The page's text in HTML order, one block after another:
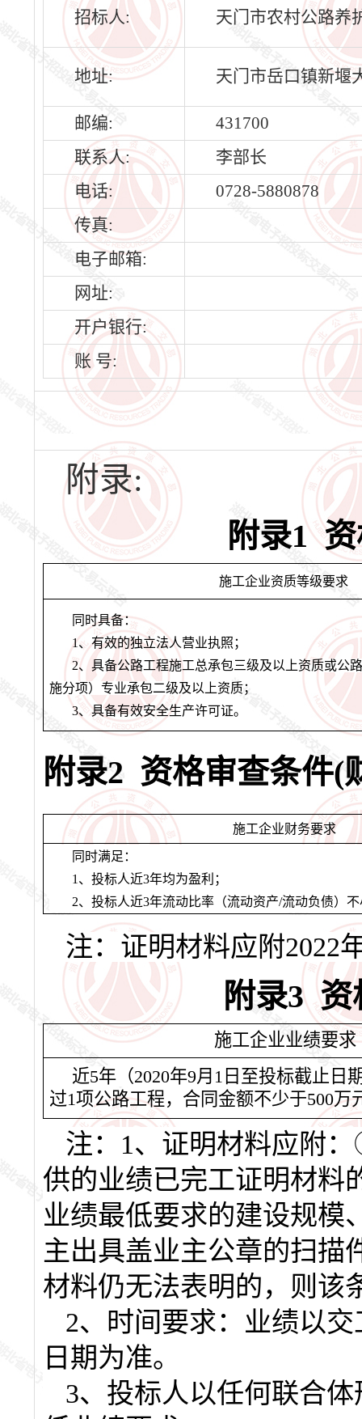
招标人: 天门市农村公路养
地址: 天门市岳口镇新堰
邮编:
431700
联系人:
李部长
电话:
0728-5880878
传真:
电子邮箱:
网址:
开户银行:
账 号:
附录:
附录1
施工企业资质等级要求
同时具备：
1、有效的独立法人营业执照；
2、具备公路工程施工总承包三级及以上资质或公
施分项）专业承包二级及以上资质；
3、具备有效安全生产许可证。
附录2 资格审查条件(
施工企业财务要求
同时满足：
1、投标人近3年均为盈利；
2、投标人近3年流动比率（流动资产/流动负债）
注：证明材料应附2022
附录3 资
施工企业业绩要求
近5年（2020年9月1日至投标截止日
过1项公路工程，合同金额不少于500万
注：1、证明材料应附
供的业绩已完工证明材料
业绩最低要求的建设规模
主出具盖业主公章的扫描
材料仍无法表明的，则该
2、时间要求：业绩以
日期为准。
3、投标人以任何联合